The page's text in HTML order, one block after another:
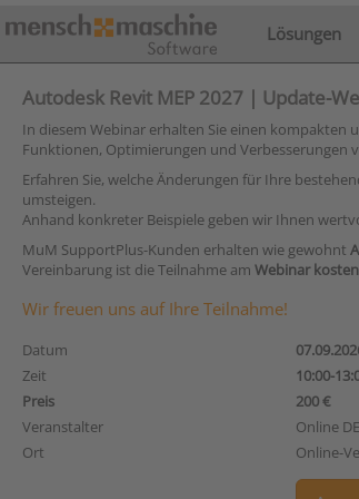
Lösungen
Autodesk Revit MEP 2027 | Update-
In diesem Webinar erhalten Sie einen kompakten
Funktionen, Optimierungen und Verbesserungen
Erfahren Sie, welche Änderungen für Ihre
umsteigen.
Anhand konkreter Beispiele geben wir Ihnen
MuM SupportPlus-Kunden erhalten wie gewohnt
Vereinbarung ist die Teilnahme am Webinar
Wir freuen uns auf Ihre Teilnahme!
Datum
Zeit
10:00-
Preis
200 €
Veranstalter
Online DE
Ort
Online-